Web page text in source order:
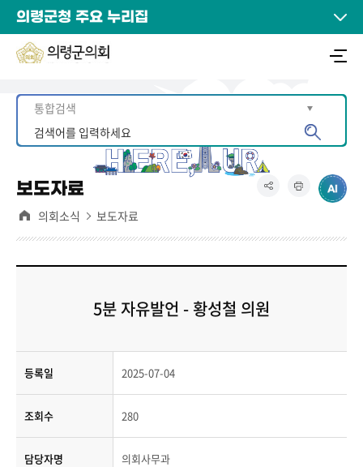
의령군청 주요 누리집
보도자료
의회소식 보도자료
5분 자유발언 - 황성철 의원
등록일 2025-07-04
조회수 280
담당자명 의회사무과